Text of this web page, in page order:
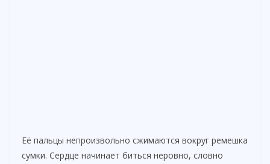
Её пальцы непроизвольно сжимаются вокруг ремешка
сумки. Сердце начинает биться неровно, словно